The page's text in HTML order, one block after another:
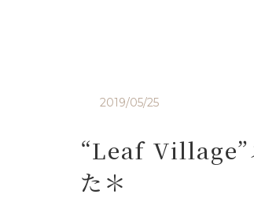
2019/05/25
“Leaf Village”
た＊